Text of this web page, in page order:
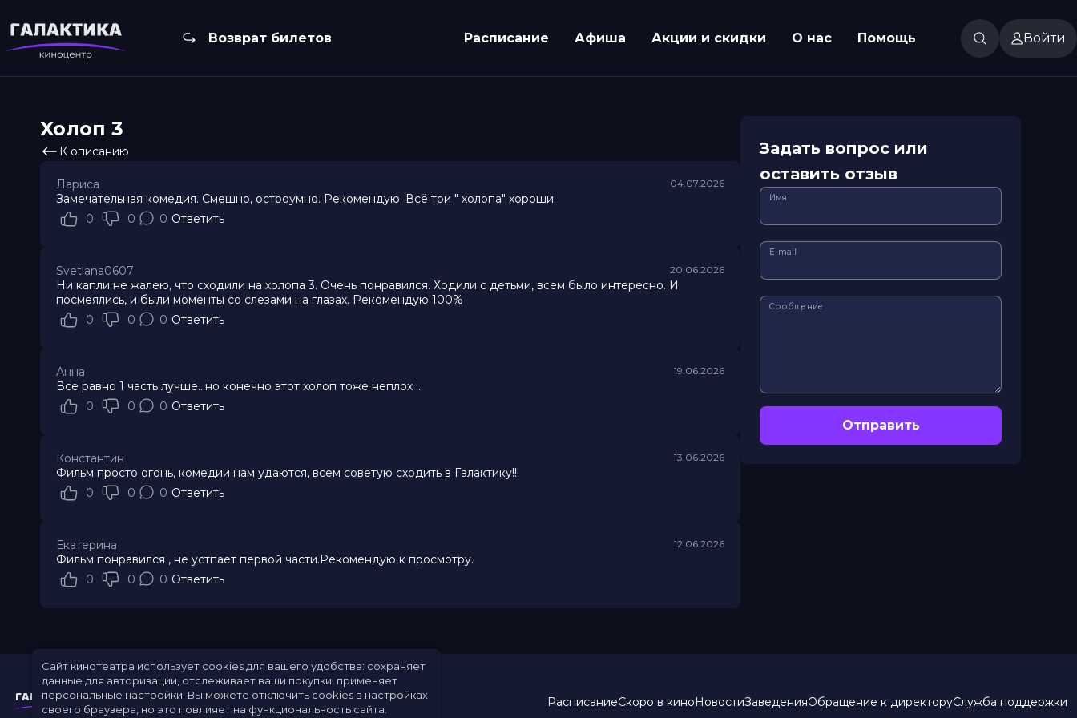
Возврат билетов Расписание Афиша Акции и скидки О нас Помощь Войти
Холоп 3
К описанию
Лариса 04.07.2026
Замечательная комедия. Смешно, остроумно. Рекомендую. Всё три " холопа" хороши.
0
0 0 Ответить
Svetlana0607 20.06.2026
Ни капли не жалею, что сходили на холопа 3. Очень понравился. Ходили с детьми, всем было интересно. И
посмеялись, и были моменты со слезами на глазах. Рекомендую 100%
0
0 0 Ответить
Анна 19.06.2026
Все равно 1 часть лучше...но конечно этот холоп тоже неплох ..
0
0 0 Ответить
Константин 13.06.2026
Фильм просто огонь, комедии нам удаются, всем советую сходить в Галактику!!!
0
0 0 Ответить
Екатерина 12.06.2026
Фильм понравился , не устпает первой части.Рекомендую к просмотру.
0
0 0 Ответить
Задать вопрос или
оставить отзыв
Имя
E-mail
Сообщение
Отправить
РасписаниеСкоро в киноНовостиЗаведенияОбращение к директоруСлужба поддержки
Сайт кинотеатра использует cookies для вашего удобства: сохраняет
данные для авторизации, отслеживает ваши покупки, применяет
персональные настройки. Вы можете отключить cookies в настройках
своего браузера, но это повлияет на функциональность сайта.